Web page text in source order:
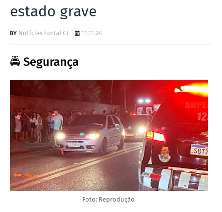
estado grave
Notícias Fortal CE 11.11.24
🚔 Segurança
Foto: Reprodução